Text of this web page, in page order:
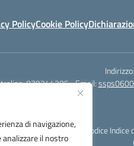
di navigazione,
il nostro
PolicyCookie Policy
Indirizzo:
079244305 Email:
Codice